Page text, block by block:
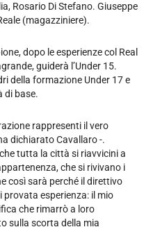
Rosario Di Stefano. Giuseppe
(magazziniere).
dopo le esperienze col Real
guiderà l’Under 15.
della formazione Under 17 e
di base.
rappresenti il vero
dichiarato Cavallaro -.
tutta la città si riavvicini a
che si rivivano i
così sarà perché il direttivo
esperienza: il mio
che rimarrò a loro
sulla scorta della mia